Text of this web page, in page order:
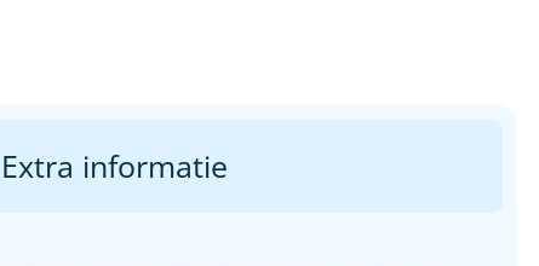
Extra informatie